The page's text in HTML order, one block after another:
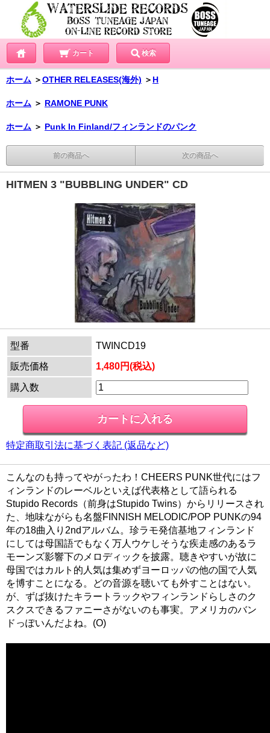
カート 検索
ホーム ＞OTHER RELEASES(海外) ＞ H
ホーム ＞ RAMONE PUNK
ホーム ＞ Punk In Finland/フィンランドのパンク
前の商品へ 次の商品へ
HITMEN 3 "BUBBLING UNDER" CD
型番
TWINCD19
販売価格
1,480円(税込)
購入数
特定商取引法に基づく表記 (返品など)
こんなのも持ってやがったわ！CHEERS PUNK世代にはフ
ィンランドのレーベルといえば代表格として語られる
Stupido Records（前身はStupido Twins）からリリースされ
た、地味ながらも名盤FINNISH MELODIC/POP PUNKの94
年の18曲入り2ndアルバム。珍ラモ発信基地フィンランド
にしては母国語でもなく万人ウケしそうな疾走感のあるラ
モーンズ影響下のメロディックを披露。聴きやすいが故に
母国ではカルト的人気は集めずヨーロッパの他の国で人気
を博すことになる。どの音源を聴いても外すことはない。
が、ずば抜けたキラートラックやフィンランドらしさのク
スクスできるファニーさがないのも事実。アメリカのバン
ドっぽいんだよね。(O)